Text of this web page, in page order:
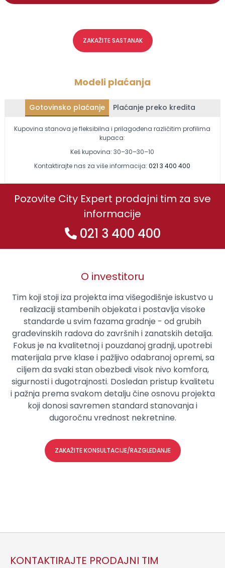
ZAKAŽITE SASTANAK
Modeli plaćanja
Gotovinsko plaćanje Plaćanje preko kredita
Kupovina stanova je fleksibilna i prilagođena različitim profilima
kupaca:
Keš kupovina: 30–30–30–10
Kontaktirajte nas za više informacija:021 3 400 400
Pozovite City Expert prodajni tim za sve
informacije
021 3 400 400
O investitoru
Tim koji stoji iza projekta ima višegodišnje iskustvo u
realizaciji stambenih objekata i postavlja visoke
standarde u svim fazama gradnje - od grubih
građevinskih radova do završnih i zanatskih detalja.
Fokus je na kvalitetnoj i pouzdanoj gradnji, upotrebi
materijala prve klase i pažljivo odabranoj opremi, sa
ciljem da svaki stan obezbedi visok nivo komfora,
sigurnosti i dugotrajnosti. Dosledan pristup kvalitetu
i pažnja prema svakom detalju čine osnovu projekta
koji donosi savremen standard stanovanja i
dugoročnu vrednost nekretnine.
ZAKAŽITE KONSULTACIJE/RAZGLEDANJE
KONTAKTIRAJTE PRODAJNI TIM